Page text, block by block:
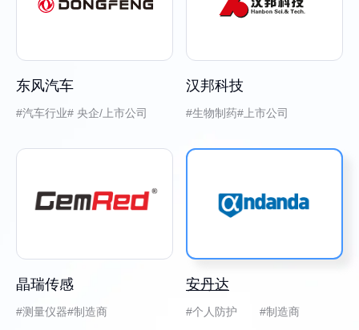
东风汽车
汽车行业 央企/上市公司
汉邦科技
生物制药 上市公司
晶瑞传感
测量仪器 制造商
安丹达
个人防护 #制造商